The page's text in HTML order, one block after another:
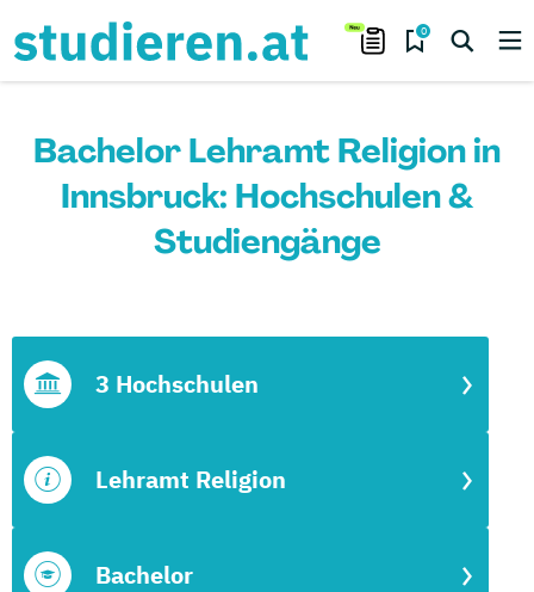
0
Bachelor Lehramt Religion in
Innsbruck: Hochschulen &
Studiengänge
Bachelor
Lehramt Religion
3 Hochschulen